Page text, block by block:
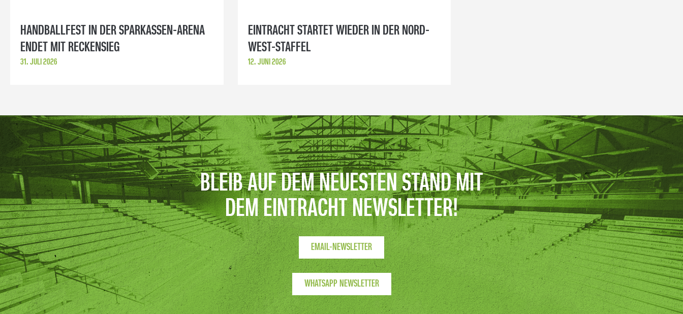
HANDBALLFEST IN DER SPARKASSEN-ARENA
ENDET MIT RECKENSIEG
31. JULI 2026
EINTRACHT STARTET WIEDER IN DER NORD-
WEST-STAFFEL
12. JUNI 2026
BLEIB AUF DEM NEUESTEN STAND MIT
DEM EINTRACHT NEWSLETTER!
EMAIL-NEWSLETTER
WHATSAPP NEWSLETTER